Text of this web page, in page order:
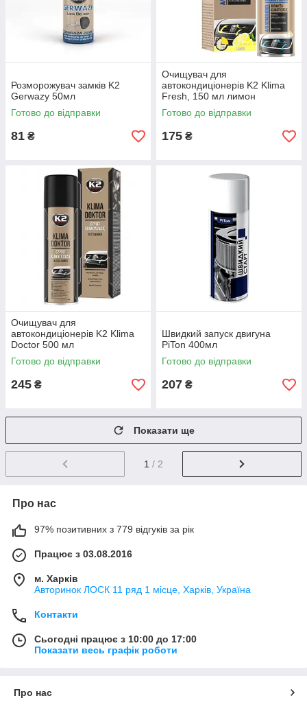
Розморожувач замків K2
Gerwazy 50мл
Готово до відправки
81 ₴
Очищувач для
автокондиціонерів K2 Klima
Fresh, 150 мл лимон
Готово до відправки
175 ₴
Очищувач для
автокондиціонерів K2 Klima
Doctor 500 мл
Готово до відправки
245 ₴
Швидкий запуск двигуна
PiTon 400мл
Готово до відправки
207 ₴
Показати ще
1 / 2
Про нас
97% позитивних з 779 відгуків за рік
Працює з 03.08.2016
м. Харків
Авторинок ЛОСК 11 ряд 1 місце, Харків, Україна
Контакти
Сьогодні працює з 10:00 до 17:00
Показати весь графік роботи
Про нас